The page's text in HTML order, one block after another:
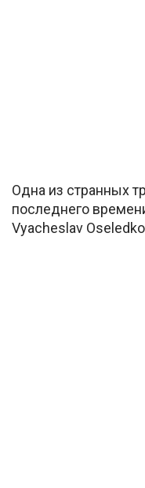
Одна из странных
последнего
Vyacheslav